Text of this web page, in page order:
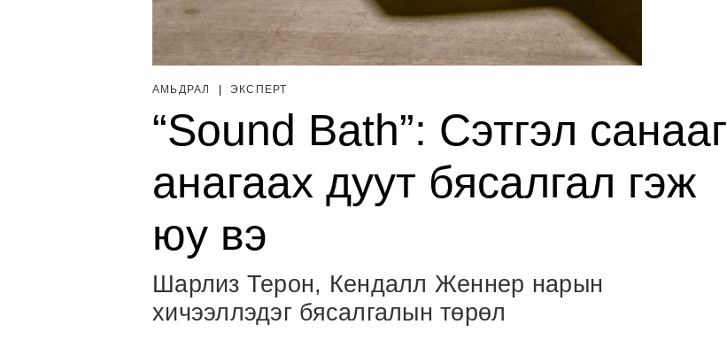
АМЬДРАЛ ЭКСПЕРТ
“Sound Bath”: Сэтгэл санааг
анагаах дуут бясалгал гэж
юу вэ
Шарлиз Терон, Кендалл Женнер нарын
хичээллэдэг бясалгалын төрөл